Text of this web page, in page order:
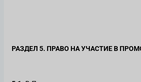
РАЗДЕЛ 5. ПРАВО НА УЧАСТИЕ В